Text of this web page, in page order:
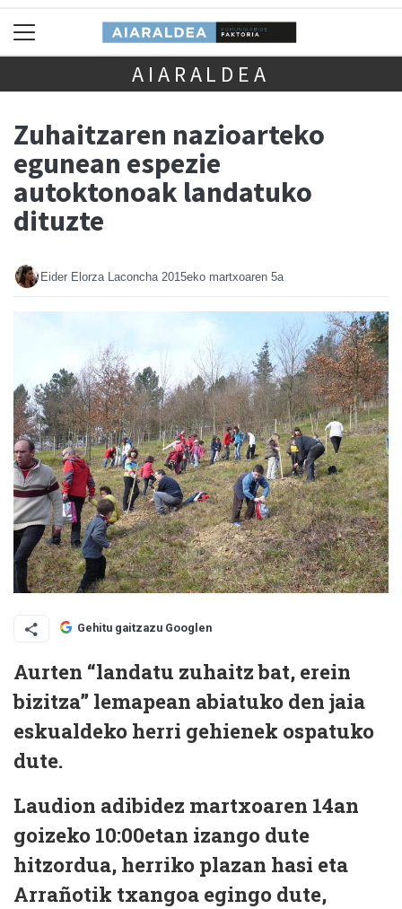
AIARALDEA
Zuhaitzaren nazioarteko
egunean espezie
autoktonoak landatuko
dituzte
Eider Elorza Laconcha 2015eko martxoaren 5a
Gehitu gaitzazu Googlen
Aurten “landatu zuhaitz bat, erein
bizitza” lemapean abiatuko den jaia
eskualdeko herri gehienek ospatuko
dute.
Laudion adibidez martxoaren 14an
goizeko 10:00etan izango dute
hitzordua, herriko plazan hasi eta
Arrañotik txangoa egingo dute,